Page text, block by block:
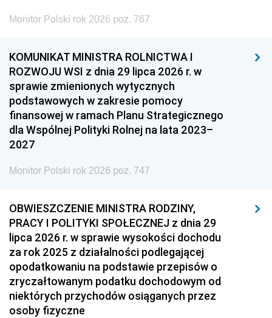
Monitor Polski rok 2026 poz. 767
KOMUNIKAT MINISTRA ROLNICTWA I
ROZWOJU WSI z dnia 29 lipca 2026 r. w
sprawie zmienionych wytycznych
podstawowych w zakresie pomocy
finansowej w ramach Planu Strategicznego
dla Wspólnej Polityki Rolnej na lata 2023–
2027
Monitor Polski rok 2026 poz. 747
OBWIESZCZENIE MINISTRA RODZINY,
PRACY I POLITYKI SPOŁECZNEJ z dnia 29
lipca 2026 r. w sprawie wysokości dochodu
za rok 2025 z działalności podlegającej
opodatkowaniu na podstawie przepisów o
zryczałtowanym podatku dochodowym od
niektórych przychodów osiąganych przez
osoby fizyczne